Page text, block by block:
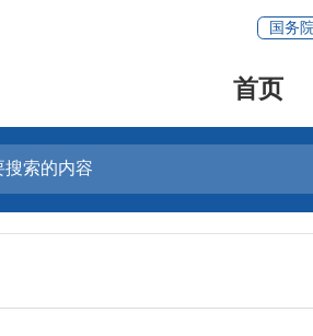
国务院
首页